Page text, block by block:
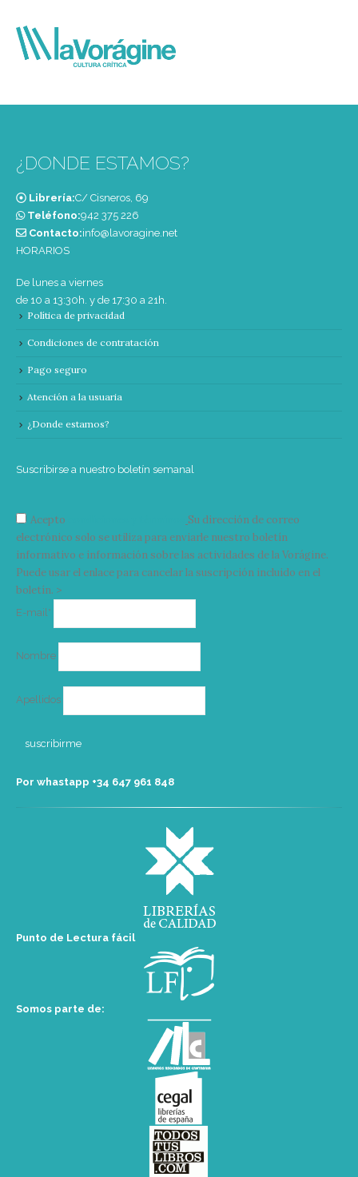
¿DONDE ESTAMOS?
Librería:C/ Cisneros, 69
Teléfono:‭942 375 226‬
Contacto:info@lavoragine.net
HORARIOS
De lunes a viernes
de 10 a 13:30h. y de 17:30 a 21h.
Política de privacidad
Condiciones de contratación
Pago seguro
Atención a la usuaria
¿Donde estamos?
Suscribirse a nuestro boletín semanal
Acepto
Su dirección de correo
electrónico solo se utiliza para enviarle nuestro boletín
informativo e información sobre las actividades de la Vorágine.
Puede usar el enlace para cancelar la suscripción incluido en el
boletín. >
E-mail*
Nombre
Apellidos
Por whastapp +34 ‭647 961 848‬
Punto de Lectura fácil
Somos parte de: